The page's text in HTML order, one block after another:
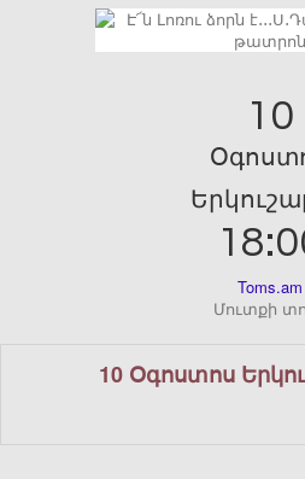
10
Toms.am
Մուտքի
10 Օգոստոս